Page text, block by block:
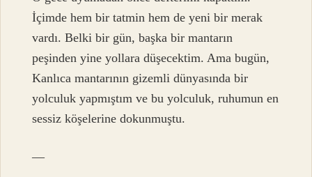
İçimde hem bir tatmin hem de yeni bir merak
vardı. Belki bir gün, başka bir mantarın
peşinden yine yollara düşecektim. Ama bugün,
Kanlıca mantarının gizemli dünyasında bir
yolculuk yapmıştım ve bu yolculuk, ruhumun en
sessiz köşelerine dokunmuştu.
—